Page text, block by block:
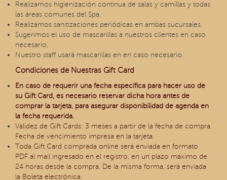
Realizamos higienización continua de salas y camillas y todas
las áreas comunes del Spa.
Realizamos sanitizaciones periódicas en ambas sucursales.
Sugerimos el uso de mascarillas a nuestros clientes en caso
necesario.
Nuestro staff usará mascarillas en en caso necesario.
Condiciones de Nuestras Gift Card
En caso de requerir una fecha específica para hacer uso de
su Gift Card, es necesario reservar dicha hora antes de
comprar la tarjeta, para asegurar disponibilidad de agenda en
la fecha requerida.
Validez de Gift Cards: 3 meses a partir de la fecha de compra.
Fecha de vencimiento impresa en la tarjeta.
Toda Gift Card comprada online será enviada en formato
PDF al mail ingresado en el registro, en un plazo máximo de
24 horas desde la compra. De la misma forma, será enviada
la Boleta electrónica.